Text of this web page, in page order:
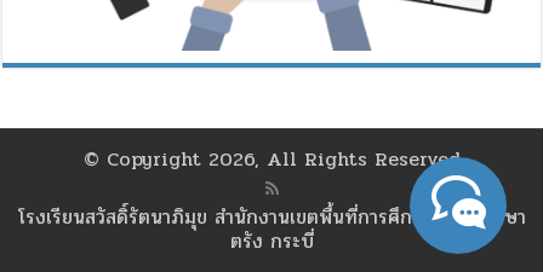
© Copyright 2026, All Rights Reserved
โรงเรียนสวัสดิ์รัตนาภิมุข สำนักงานเขตพื้นที่การศึกษามัธยมศึกษา
ตรัง กระบี่